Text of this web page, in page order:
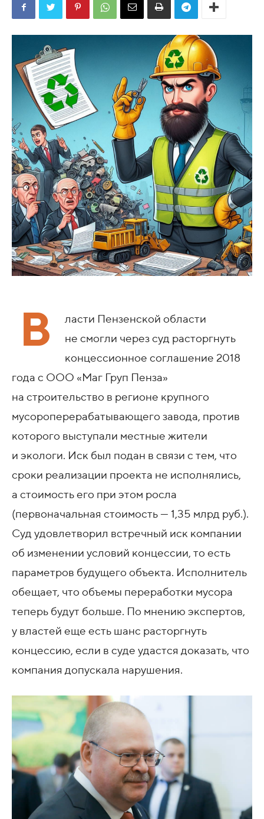
В
ласти Пензенской области
не смогли через суд расторгнуть
концессионное соглашение 2018
года с ООО «Маг Груп Пенза»
на строительство в регионе крупного
мусороперерабатывающего завода, против
которого выступали местные жители
и экологи. Иск был подан в связи с тем, что
сроки реализации проекта не исполнялись,
а стоимость его при этом росла
(первоначальная стоимость — 1,35 млрд руб.).
Суд удовлетворил встречный иск компании
об изменении условий концессии, то есть
параметров будущего объекта. Исполнитель
обещает, что объемы переработки мусора
теперь будут больше. По мнению экспертов,
у властей еще есть шанс расторгнуть
концессию, если в суде удастся доказать, что
компания допускала нарушения.